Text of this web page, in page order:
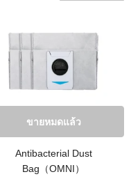
ขายหมดแล้ว
Antibacterial Dust
Bag（OMNI）